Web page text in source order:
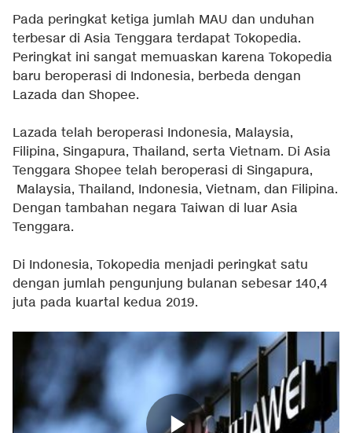
Pada peringkat ketiga jumlah MAU dan unduhan
terbesar di Asia Tenggara terdapat Tokopedia.
Peringkat ini sangat memuaskan karena Tokopedia
baru beroperasi di Indonesia, berbeda dengan
Lazada dan Shopee.
Lazada telah beroperasi Indonesia, Malaysia,
Filipina, Singapura, Thailand, serta Vietnam. Di Asia
Tenggara Shopee telah beroperasi di Singapura,
Malaysia, Thailand, Indonesia, Vietnam, dan Filipina.
Dengan tambahan negara Taiwan di luar Asia
Tenggara.
Di Indonesia, Tokopedia menjadi peringkat satu
dengan jumlah pengunjung bulanan sebesar 140,4
juta pada kuartal kedua 2019.